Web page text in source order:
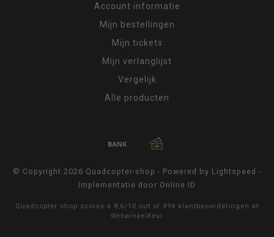
Account informatie
Mijn bestellingen
Mijn tickets
Mijn verlanglijst
Vergelijk
Alle producten
© Copyright 2026 Quadcopter-shop - Powered by Lightspeed -
Implementatie door Online ID
Quadcopter shop scores a 8,6/ 10 out of 494 klantbeoordelingen at
WebwinkelKeur